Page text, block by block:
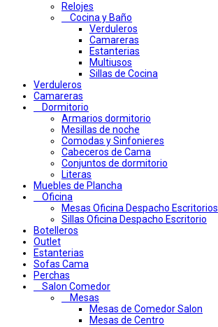
Relojes
Cocina y Baño
Verduleros
Camareras
Estanterias
Multiusos
Sillas de Cocina
Verduleros
Camareras
Dormitorio
Armarios dormitorio
Mesillas de noche
Comodas y Sinfonieres
Cabeceros de Cama
Conjuntos de dormitorio
Literas
Muebles de Plancha
Oficina
Mesas Oficina Despacho Escritorios
Sillas Oficina Despacho Escritorio
Botelleros
Outlet
Estanterias
Sofas Cama
Perchas
Salon Comedor
Mesas
Mesas de Comedor Salon
Mesas de Centro